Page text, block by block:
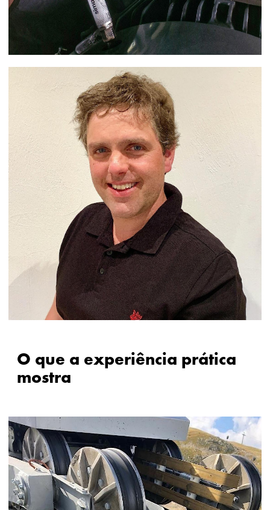
O que a experiência prática
mostra